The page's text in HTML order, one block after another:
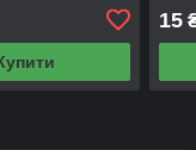
15